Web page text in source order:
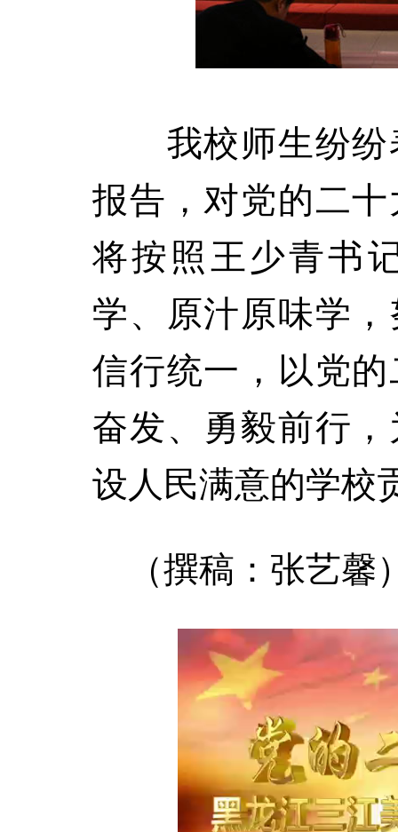
我校师生纷纷
报告，对党的二
将按照王少青书
学、原汁原味学
信行统一，以党
奋发、勇毅前行
设人民满意的学校
（撰稿：张艺馨